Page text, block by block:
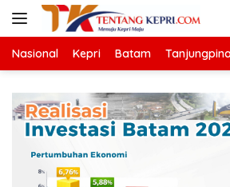
Langsung
Nasional Kepri Batam